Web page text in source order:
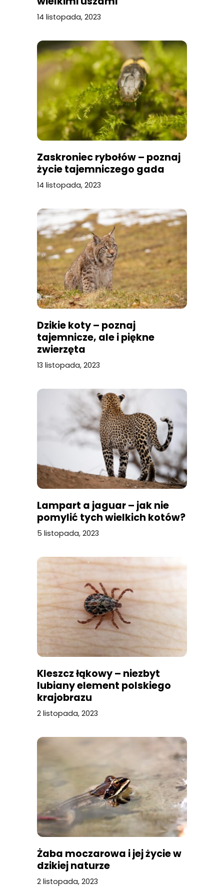
14 listopada, 2023
Zaskroniec rybołów – poznaj
życie tajemniczego gada
14 listopada, 2023
Dzikie koty – poznaj
tajemnicze, ale i piękne
zwierzęta
13 listopada, 2023
Lampart a jaguar – jak nie
pomylić tych wielkich kotów?
5 listopada, 2023
Kleszcz łąkowy – niezbyt
lubiany element polskiego
krajobrazu
2 listopada, 2023
Żaba moczarowa i jej życie w
dzikiej naturze
2 listopada, 2023